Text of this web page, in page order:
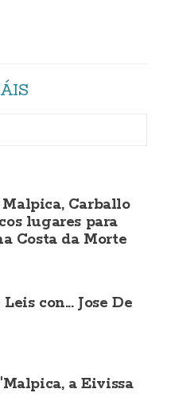
Malpica, Carballo
lugares para
Costa da Morte
con... Jose De
a Eivissa